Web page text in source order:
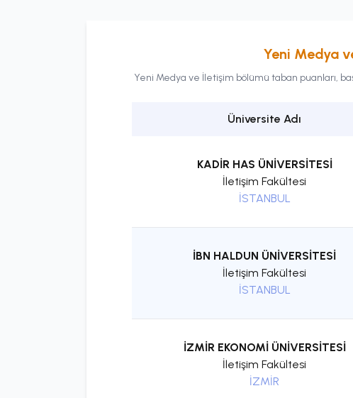
Yeni Medya
Yeni Medya ve İletişim bölümü taban puanları,
Üniversite Adı
KADİR HAS ÜNİVERSİTESİ
İletişim Fakültesi
İSTANBUL
İBN HALDUN ÜNİVERSİTESİ
İletişim Fakültesi
İSTANBUL
İZMİR EKONOMİ ÜNİVERSİTESİ
İletişim Fakültesi
İZMİR